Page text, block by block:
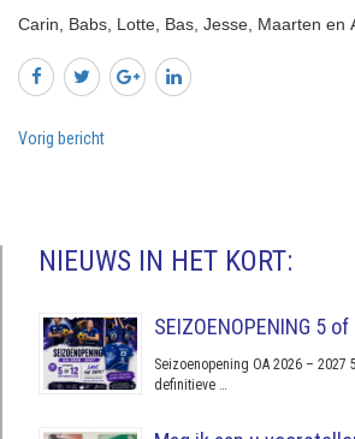
Carin, Babs, Lotte, Bas, Jesse, Maarten en
Vorig bericht
NIEUWS IN HET KORT:
SEIZOENOPENING 5
Seizoenopening OA 2026 – 2027
definitieve …